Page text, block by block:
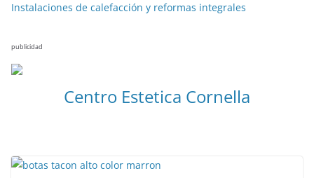
Instalaciones de calefacción y reformas integrales
publicidad
Centro Estetica Cornella